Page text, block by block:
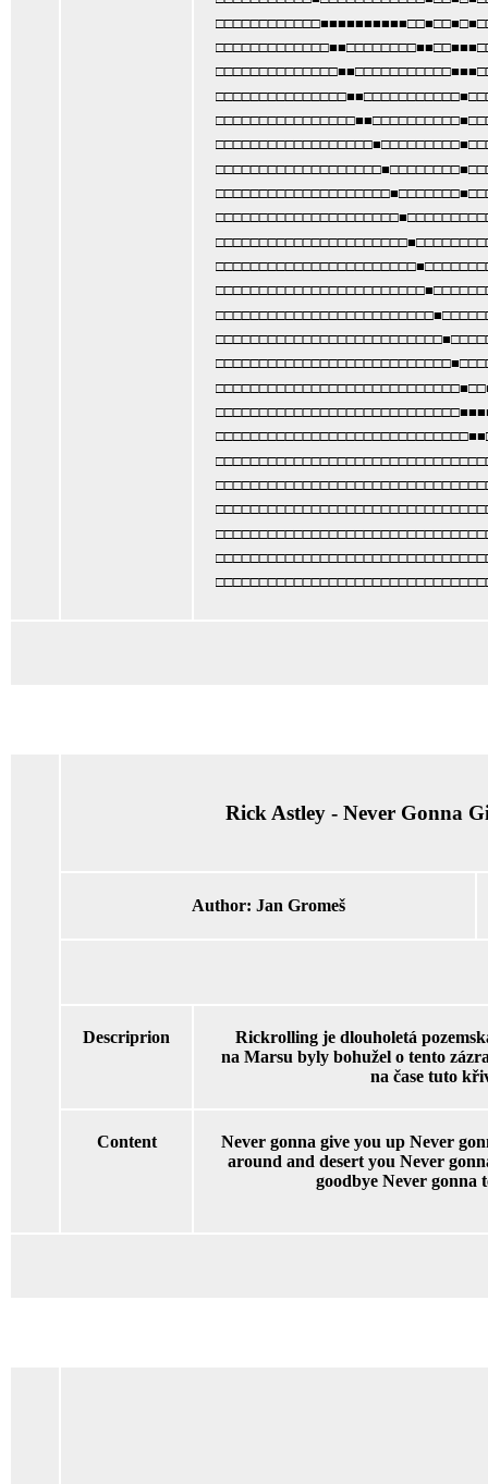
Rick Astley - Never Gonna
Author: Jan Gromeš
Descriprion
Rickrolling je dlouholetá
na Marsu byly bohužel o tento
na čase tuto
Content
Never gonna give you up Never
around and desert you Never
goodbye Never gonna